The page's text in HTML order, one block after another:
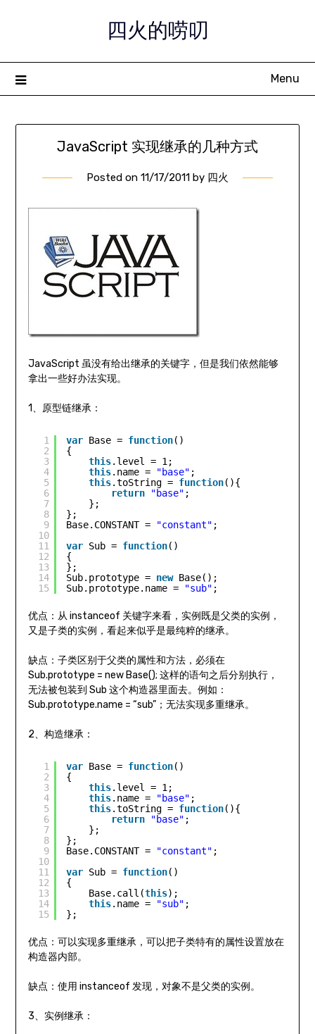
四火的唠叨
Menu
JavaScript 实现继承的几种方式
Posted on 11/17/2011 by 四火
JavaScript 虽没有给出继承的关键字，但是我们依然能够
拿出一些好办法实现。
1、原型链继承：
1
2
3
4
5
6
7
8
9
10
11
12
13
14
15
var Base = function()
{
this.level = 1;
this.name = "base" ;
this.toString = function(){
return
"base" ;
};
};
Base.CONSTANT =
"constant" ;
var Sub = function()
{
};
Sub.prototype = new Base();
Sub.prototype.name =
"sub" ;
优点：从 instanceof 关键字来看，实例既是父类的实例，
又是子类的实例，看起来似乎是最纯粹的继承。
缺点：子类区别于父类的属性和方法，必须在
Sub.prototype = new Base(); 这样的语句之后分别执行，
无法被包装到 Sub 这个构造器里面去。例如：
Sub.prototype.name = “sub”；无法实现多重继承。
2、构造继承：
1
2
3
4
5
6
7
8
9
10
11
12
13
14
15
var Base = function()
{
this.level = 1;
this.name = "base" ;
this.toString = function(){
return
"base" ;
};
};
Base.CONSTANT =
"constant" ;
var Sub = function()
{
Base.call(this);
this.name = "sub" ;
};
优点：可以实现多重继承，可以把子类特有的属性设置放在
构造器内部。
缺点：使用 instanceof 发现，对象不是父类的实例。
3、实例继承：